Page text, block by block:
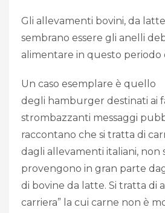
Gli allevamenti bovini, da
sembrano essere gli anelli
alimentare in questo periodo
Un caso esemplare è quello
degli hamburger destinati ai
strombazzanti messaggi
raccontano che si tratta di
dagli allevamenti italiani, non
provengono in gran parte
di bovine da latte. Si tratta di
carriera” la cui carne non è